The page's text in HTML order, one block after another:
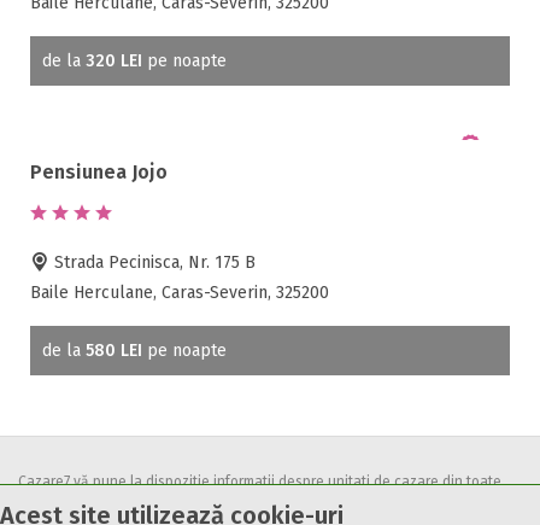
Acest site utilizează cookie-uri
de la 320 LEI pe noapte
Pensiunea Jojo
Strada Pecinisca, Nr. 175 B
Baile Herculane, Caras-Severin, 325200
de la 580 LEI pe noapte
Cazare7 vă pune la dispozitie informatii despre unitati de cazare din toate
zonele turistice, oferte speciale, rezervari online.